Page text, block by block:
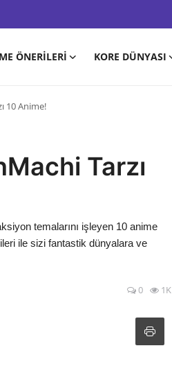
ÖNERILERI KORE DÜNYASI
10 Anime!
Tarzı
temalarını işleyen 10 anime
ile sizi fantastik dünyalara ve
0 1K